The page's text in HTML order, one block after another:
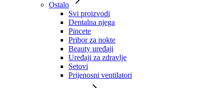
Ostalo
Svi proizvodi
Dentalna njega
Pincete
Pribor za nokte
Beauty uređaji
Uređaji za zdravlje
Setovi
Prijenosni ventilatori